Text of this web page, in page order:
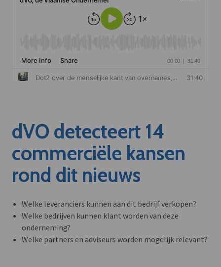
dVO detecteert 14
commerciële kansen
rond dit nieuws
Welke leveranciers kunnen aan dit bedrijf verkopen?
Welke bedrijven kunnen klant worden van deze
onderneming?
Welke partners en adviseurs worden mogelijk relevant?